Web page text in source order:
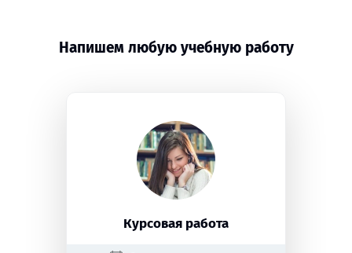
Напишем любую учебную работу
Курсовая работа